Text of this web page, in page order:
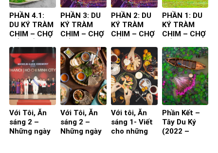
PHẦN 4.1:
DU KÝ TRÀM
CHIM – CHỢ
THỰC
CHUYẾN ĐI
PHẦN 3: DU
KÝ TRÀM
CHIM – CHỢ
PHẦN 2: DU
KÝ TRÀM
CHIM – CHỢ
PHẦN 1: DU
KÝ TRÀM
CHIM – CHỢ
Với Tôi, Ăn
sáng 2 –
Những ngày
Với Tôi, Ăn
sáng 2 –
Những ngày
Với tôi, Ăn
sáng 1- Viết
cho những
Phần Kết –
Tây Du Ký
(2022 –